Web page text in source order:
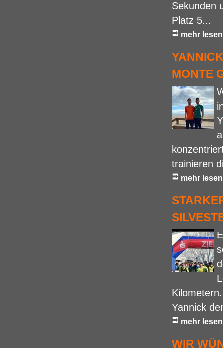
Sekunden
Platz 5...
mehr lesen
ONTE
trainieren
mehr lesen
Yannick
mehr lesen
WIR